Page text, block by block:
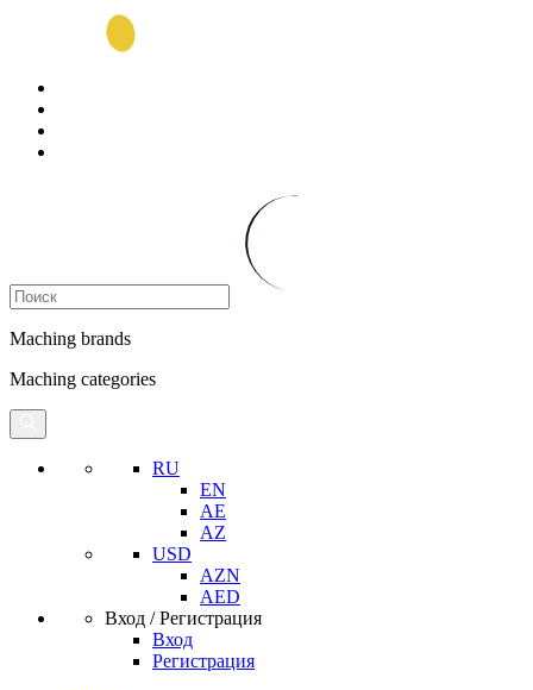
Maching brands
Maching categories
RU
EN
AE
AZ
USD
AZN
AED
Вход / Регистрация
Вход
Регистрация